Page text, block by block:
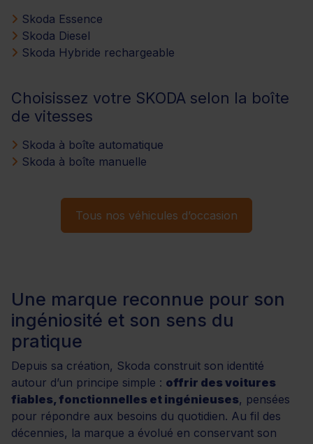
Skoda Essence
Skoda Diesel
Skoda Hybride rechargeable
Choisissez votre SKODA selon la boîte
de vitesses
Skoda à boîte automatique
Skoda à boîte manuelle
Tous nos véhicules d’occasion
Une marque reconnue pour son
ingéniosité et son sens du
pratique
Depuis sa création, Skoda construit son identité
autour d’un principe simple : offrir des voitures
fiables, fonctionnelles et ingénieuses, pensées
pour répondre aux besoins du quotidien. Au fil des
décennies, la marque a évolué en conservant son